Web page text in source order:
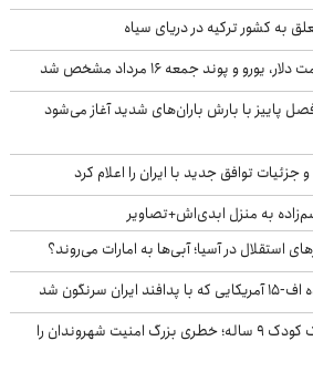
به کشور ترکیه در دریای سیاه
و پوند جمعه ۱۶ مرداد مشخص شد
پاییز با بارش باران‌های شدید آغاز می‌شود
جزئیات توافق جدید با ایران را اعلام کرد
به منزل ابدی‌اش+تصاویر
استقلال در آسیا؛ آبی‌ها به امارات می‌روند؟
سرنگون شد
حمله سگ‌های ولگرد به یک کودک ۹ ساله؛ خطری بزرگ امنیت شهروندان را